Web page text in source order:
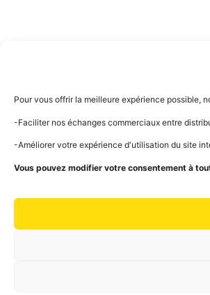
Pour vous offrir la meilleure expérience possible,
-Faciliter nos échanges commerciaux entre
-Améliorer votre expérience d'utilisation du site
Vous pouvez modifier votre consentement à